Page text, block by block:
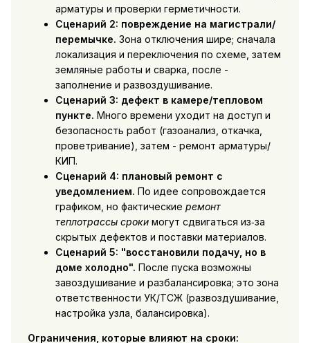
арматуры и проверки герметичности.
Сценарий 2: повреждение на магистрали/
перемычке. Зона отключения шире; сначала
локализация и переключения по схеме, затем
земляные работы и сварка, после -
заполнение и развоздушивание.
Сценарий 3: дефект в камере/тепловом
пункте. Много времени уходит на доступ и
безопасность работ (газоанализ, откачка,
проветривание), затем - ремонт арматуры/
КИП.
Сценарий 4: плановый ремонт с
уведомлением. По идее сопровождается
графиком, но фактические ремонт
теплотрассы срокимогут сдвигаться из‑за
скрытых дефектов и поставки материалов.
Сценарий 5: "восстановили подачу, но в
доме холодно". После пуска возможны
завоздушивание и разбалансировка; это зона
ответственности УК/ТСЖ (развоздушивание,
настройка узла, балансировка).
Ограничения, которые влияют на сроки: